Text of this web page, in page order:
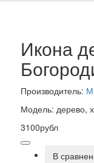
Икона
Производитель:
Модель: дерево,
3100рубл
В